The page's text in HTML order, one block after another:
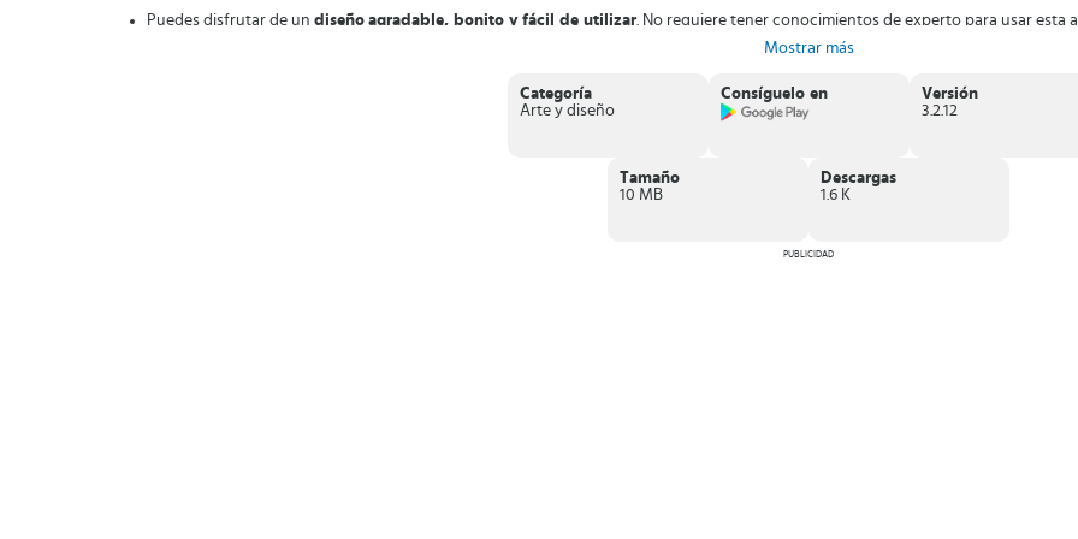
Puedes disfrutar de un diseño agradable, bonito y fácil de utilizar. No requiere tener conocimientos de experto para usar esta
con la cual podrás proteger tus aplicaciones privadas (notas, mensajería, galería de
” para distintas aplicaciones como Facebook, Twitter,
el lanzador X Launcher: With OS12 , además de las muchas prestaciones que ofrece para todos
Mostrar más
Categoría
Arte y diseño
Consíguelo en
Versión
3.2.12
Tamaño
10 MB
Descargas
1.6 K
PUBLICIDAD